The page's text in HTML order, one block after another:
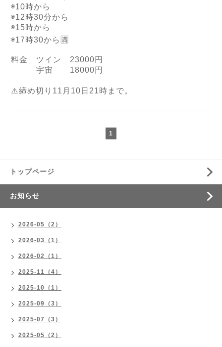
◉10時から
◉12時30分から
◉15時から
◉17時30から 🈵
料金 ツイン 23000 円
宇宙 18000 円
⚠️締め切り 11 月 10 日 21時まで。
1
トップページ
お知らせ
2026-05（2）
2026-03（1）
2026-02（1）
2025-11（4）
2025-10（1）
2025-09（3）
2025-07（3）
2025-05（2）